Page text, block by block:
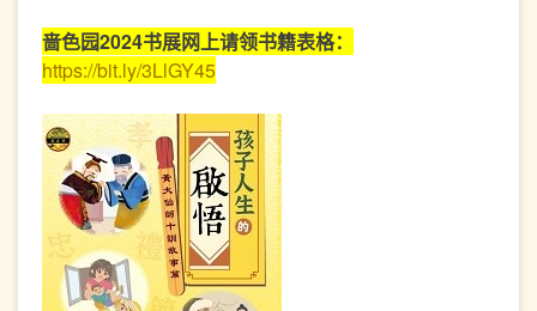
啬色园2024书展网上请领书籍表格：
https://bit.ly/3LlGY45